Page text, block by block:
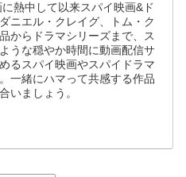
熱中して以来スパイ映画&ド
ニエル・クレイグ、トム・ク
からドラマシリーズまで、ス
うな穏やか時間に動画配信サ
るスパイ映画やスパイドラマ
一緒にハマって共感する作品
いましょう。